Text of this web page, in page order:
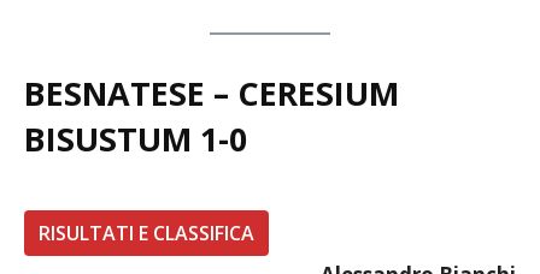
BESNATESE – CERESIUM
BISUSTUM 1-0
RISULTATI E CLASSIFICA